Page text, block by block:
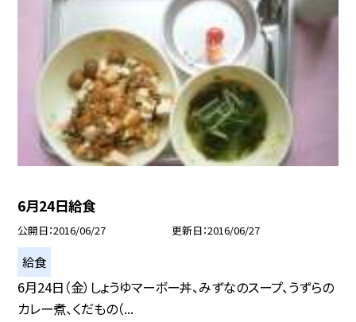
6月24日給食
公開日 2016/06/27 更新日 2016/06/27
給食
6月24日（金）しょうゆマーボー丼、みずなのスープ、うずらの
カレー煮、くだもの（...